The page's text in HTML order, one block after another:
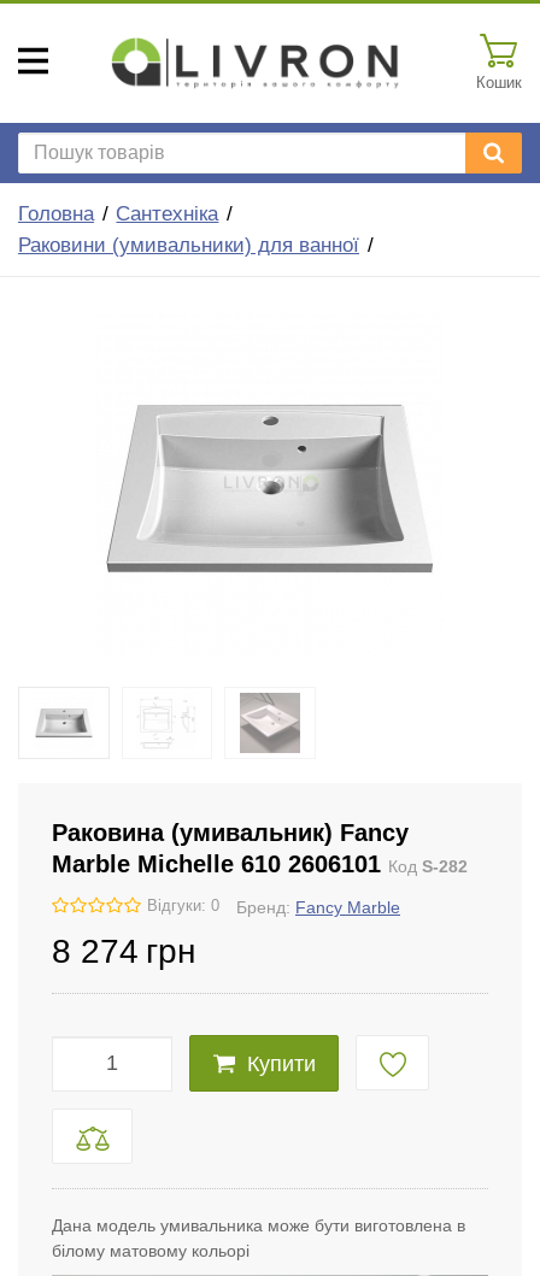
Кошик
Головна
Сантехніка
Раковини (умивальники) для ванної
Раковина (умивальник) Fancy
Marble Michelle 610 2606101 Код S-282
Відгуки: 0 Бренд: Fancy Marble
8 274 грн
Купити
Дана модель умивальника може бути виготовлена в
білому матовому кольорі